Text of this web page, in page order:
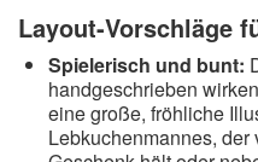
Layout-Vorschläge
Spielerisch und bunt:
handgeschrieben
eine große, fröhliche
Lebkuchenmannes,